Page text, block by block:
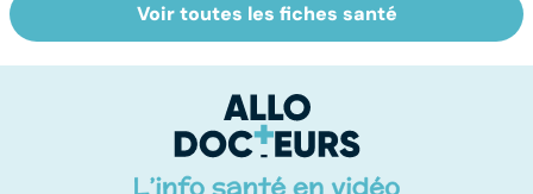
Retrouver du
tonus grâce aux
Huiles
essentielles :
Voir toutes les fiches santé